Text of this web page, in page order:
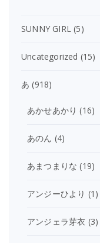
SUNNY GIRL (5)
Uncategorized (15)
あ (918)
あかせあかり (16)
あのん (4)
あまつまりな (19)
アンジーひより (1)
アンジェラ芽衣 (3)